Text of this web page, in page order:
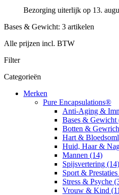
Bezorging uiterlijk op 13.
Bases & Gewicht: 3 artikelen
Alle prijzen incl. BTW
Filter
Categorieën
Merken
Pure Encapsulations®
Anti-Aging &
Bases & Gewicht
Botten &
Hart &
Huid, Haar &
Mannen (14)
Spijsvertering (14)
Sport &
Stress & Psyche
Vrouw & Kind